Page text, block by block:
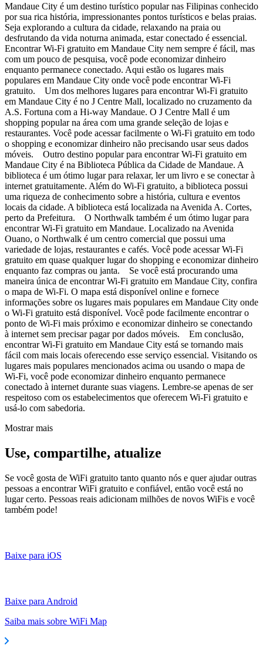
Mandaue City é um destino turístico popular nas Filipinas conhecido
por sua rica história, impressionantes pontos turísticos e belas praias.
Seja explorando a cultura da cidade, relaxando na praia ou
desfrutando da vida noturna animada, estar conectado é essencial.
Encontrar Wi-Fi gratuito em Mandaue City nem sempre é fácil, mas
com um pouco de pesquisa, você pode economizar dinheiro
enquanto permanece conectado. Aqui estão os lugares mais
populares em Mandaue City onde você pode encontrar Wi-Fi
gratuito. Um dos melhores lugares para encontrar Wi-Fi gratuito
em Mandaue City é no J Centre Mall, localizado no cruzamento da
A.S. Fortuna com a Hi-way Mandaue. O J Centre Mall é um
shopping popular na área com uma grande seleção de lojas e
restaurantes. Você pode acessar facilmente o Wi-Fi gratuito em todo
o shopping e economizar dinheiro não precisando usar seus dados
móveis. Outro destino popular para encontrar Wi-Fi gratuito em
Mandaue City é na Biblioteca Pública da Cidade de Mandaue. A
biblioteca é um ótimo lugar para relaxar, ler um livro e se conectar à
internet gratuitamente. Além do Wi-Fi gratuito, a biblioteca possui
uma riqueza de conhecimento sobre a história, cultura e eventos
locais da cidade. A biblioteca está localizada na Avenida A. Cortes,
perto da Prefeitura. O Northwalk também é um ótimo lugar para
encontrar Wi-Fi gratuito em Mandaue. Localizado na Avenida
Ouano, o Northwalk é um centro comercial que possui uma
variedade de lojas, restaurantes e cafés. Você pode acessar Wi-Fi
gratuito em quase qualquer lugar do shopping e economizar dinheiro
enquanto faz compras ou janta. Se você está procurando uma
maneira única de encontrar Wi-Fi gratuito em Mandaue City, confira
o mapa de Wi-Fi. O mapa está disponível online e fornece
informações sobre os lugares mais populares em Mandaue City onde
o Wi-Fi gratuito está disponível. Você pode facilmente encontrar o
ponto de Wi-Fi mais próximo e economizar dinheiro se conectando
à internet sem precisar pagar por dados móveis. Em conclusão,
encontrar Wi-Fi gratuito em Mandaue City está se tornando mais
fácil com mais locais oferecendo esse serviço essencial. Visitando os
lugares mais populares mencionados acima ou usando o mapa de
Wi-Fi, você pode economizar dinheiro enquanto permanece
conectado à internet durante suas viagens. Lembre-se apenas de ser
respeitoso com os estabelecimentos que oferecem Wi-Fi gratuito e
usá-lo com sabedoria.
Mostrar mais
Use, compartilhe, atualize
Se você gosta de WiFi gratuito tanto quanto nós e quer ajudar outras
pessoas a encontrar WiFi gratuito e confiável, então você está no
lugar certo. Pessoas reais adicionam milhões de novos WiFis e você
também pode!
Baixe para iOS
Baixe para Android
Saiba mais sobre WiFi Map